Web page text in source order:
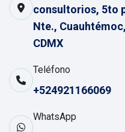
consultorios, 5to
Nte.,
CDMX
Teléfono
+524921166069
WhatsApp